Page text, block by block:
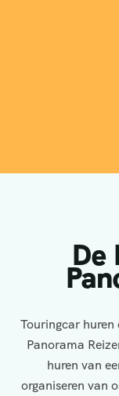
De
Touringcar huren
Panorama
huren van
organiseren van